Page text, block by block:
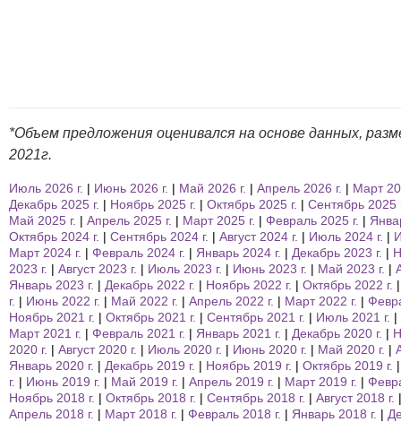
*Объем предложения оценивался на основе данных,
2021г.
Июль 2026 г. Июнь 2026 г. Май 2026 г. Апрель 2026 г.
Март
Декабрь 2025 г.
Ноябрь 2025 г. Октябрь 2025 г.
Сентябрь 2025
Май 2025 г.
Апрель 2025 г. Март 2025 г. Февраль 2025 г.
Октябрь 2024 г.
Сентябрь 2024 г. Август 2024 г. Июль 2024 г.
Март 2024 г.
Февраль 2024 г. Январь 2024 г. Декабрь 2023 г.
2023 г.
Август 2023 г. Июль 2023 г. Июнь 2023 г. Май 2023 г.
Январь 2023 г.
Декабрь 2022 г. Ноябрь 2022 г.
Октябрь 2022 г.
г.
Июнь 2022 г. Май 2022 г. Апрель 2022 г. Март 2022 г.
Ноябрь 2021 г.
Октябрь 2021 г. Сентябрь 2021 г.
Июль 2021 г.
Март 2021 г.
Февраль 2021 г. Январь 2021 г. Декабрь 2020 г.
2020 г.
Август 2020 г. Июль 2020 г. Июнь 2020 г. Май 2020 г.
Январь 2020 г.
Декабрь 2019 г. Ноябрь 2019 г.
Октябрь 2019 г.
г.
Июнь 2019 г. Май 2019 г. Апрель 2019 г. Март 2019 г.
Ноябрь 2018 г.
Октябрь 2018 г. Сентябрь 2018 г.
Август 2018 г.
Апрель 2018 г.
Март 2018 г. Февраль 2018 г. Январь 2018 г.